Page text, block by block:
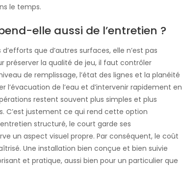
le temps.
elle aussi de l’entretien ?
que d’autres surfaces, elle n’est pas
préserver la qualité de jeu, il faut contrôler
de remplissage, l’état des lignes et la planéité
l’évacuation de l’eau et d’intervenir rapidement en
restent souvent plus simples et plus
C’est justement ce qui rend cette option
structuré, le court garde ses
un aspect visuel propre. Par conséquent, le coût
Une installation bien conçue et bien suivie
et pratique, aussi bien pour un particulier que